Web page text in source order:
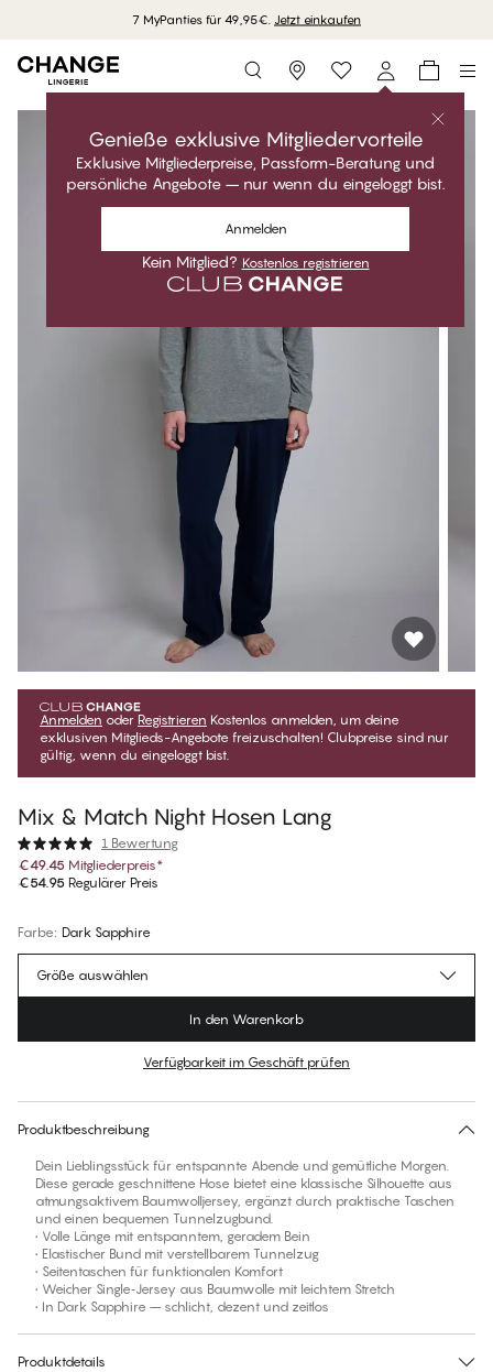
7 MyPanties für 49,95€. Jetzt einkaufen
Storefinder
Genieße exklusive Mitgliedervorteile
Exklusive Mitgliederpreise, Passform-Beratung und
persönliche Angebote – nur wenn du eingeloggt bist.
Anmelden
Kein Mitglied? Kostenlos registrieren
Anmelden oder Registrieren Kostenlos anmelden, um deine
exklusiven Mitglieds-Angebote freizuschalten! Clubpreise sind nur
gültig, wenn du eingeloggt bist.
Mix & Match Night Hosen Lang
1 Bewertung
€49.45 Mitgliederpreis*
€54.95 Regulärer Preis
Farbe: Dark Sapphire
Für diesen Artikel gibt es keine empfohlene Größe
Größe auswählen
In den Warenkorb
Verfügbarkeit im Geschäft prüfen
Produktbeschreibung
Dein Lieblingsstück für entspannte Abende und gemütliche Morgen.
Diese gerade geschnittene Hose bietet eine klassische Silhouette aus
atmungsaktivem Baumwolljersey, ergänzt durch praktische Taschen
und einen bequemen Tunnelzugbund.
• Volle Länge mit entspanntem, geradem Bein
• Elastischer Bund mit verstellbarem Tunnelzug
• Seitentaschen für funktionalen Komfort
• Weicher Single‑Jersey aus Baumwolle mit leichtem Stretch
• In Dark Sapphire – schlicht, dezent und zeitlos
Produktdetails